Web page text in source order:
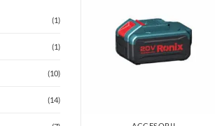
(1)
(1)
(10)
(14)